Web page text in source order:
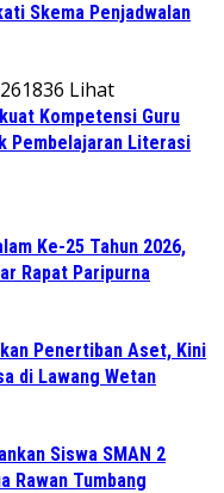
Skema Penjadwalan
1836 Lihat
Kompetensi Guru
Pembelajaran Literasi
Ke-25 Tahun 2026,
Rapat Paripurna
Penertiban Aset, Kini
di Lawang Wetan
Siswa SMAN 2
Rawan Tumbang